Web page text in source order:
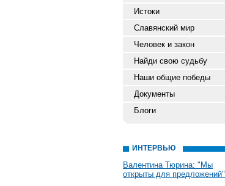
Истоки
Славянский мир
Человек и закон
Найди свою судьбу
Наши общие победы
Документы
Блоги
ИНТЕРВЬЮ
Валентина Тюрина: "Мы
открыты для предложений"